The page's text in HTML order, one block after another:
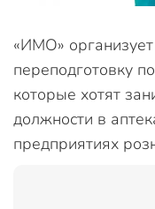
«ИМО»
переподготовку
которые хотят
должности в
предприятиях